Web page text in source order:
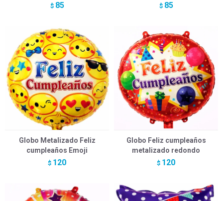
$ 85 $ 85
Globo Metalizado Feliz
cumpleaños Emoji
$ 120
Globo Feliz cumpleaños
metalizado redondo
$ 120